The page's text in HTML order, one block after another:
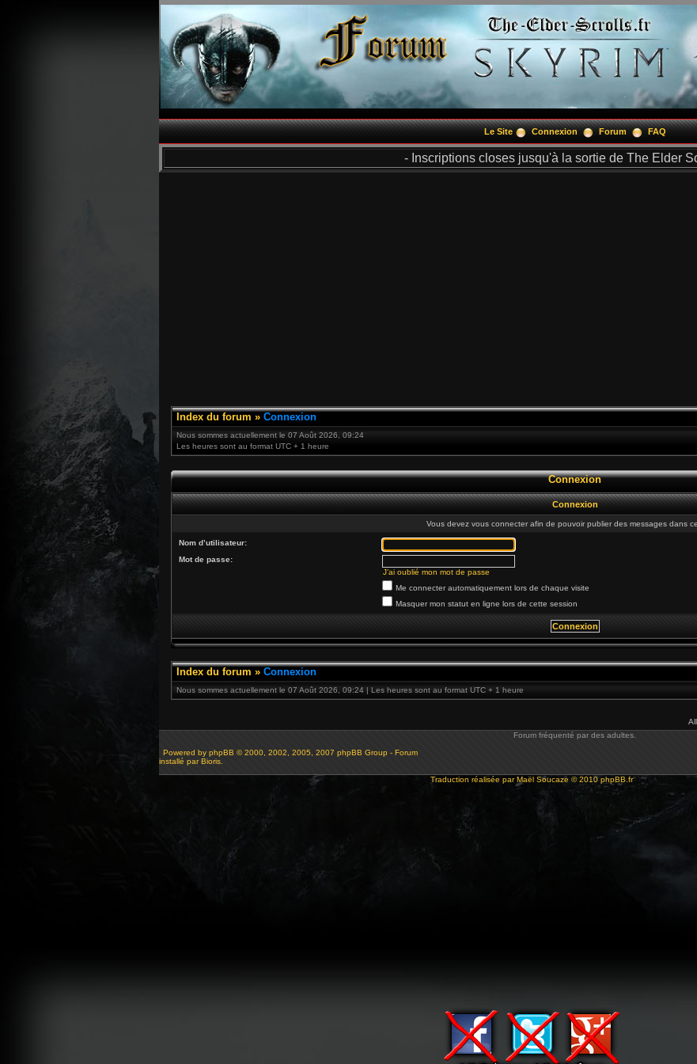
Le Site Connexion Forum FAQ
- Inscriptions closes jusqu'à la sortie de The Elder
Index du forum » Connexion
Nous sommes actuellement le 07 Août 2026, 09:24
Les heures sont au format UTC + 1 heure
Connexion
Connexion
Vous devez vous connecter afin de pouvoir publier des messages dans
Nom d’utilisateur:
Mot de passe:
J’ai oublié mon mot de passe
Me connecter automatiquement lors de chaque visite
Masquer mon statut en ligne lors de cette session
Index du forum » Connexion
Nous sommes actuellement le 07 Août 2026, 09:24 | Les heures sont au format UTC + 1 heure
Forum fréquenté par des adultes.
Powered by phpBB © 2000, 2002, 2005, 2007 phpBB Group - Forum
installé par Bioris.
Traduction réalisée parMaël Soucaze © 2010 phpBB.fr